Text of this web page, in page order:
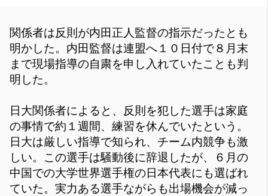
関係者は反則が内田正人監督の指示だったとも
明かした。内田監督は連盟へ１０日付で８月末
まで現場指導の自粛を申し入れていたことも判
明した。
日大関係者によると、反則を犯した選手は家庭
の事情で約１週間、練習を休んでいたという。
日大は厳しい指導で知られ、チーム内競争も激
しい。この選手は騒動後に辞退したが、６月の
中国での大学世界選手権の日本代表にも選ばれ
ていた。実力ある選手ながらも出場機会が減っ